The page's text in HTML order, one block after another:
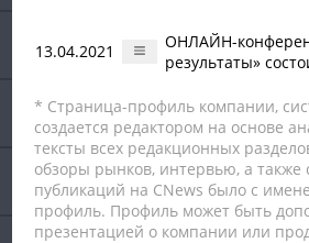
13.04.2021
ОНЛАЙН-
результаты»
* Страница-профиль компании,
создается редактором на основе
тексты всех редакционных
обзоры рынков, интервью, а также
публикаций на CNews было с
профиль. Профиль может быть
презентацией о компании или